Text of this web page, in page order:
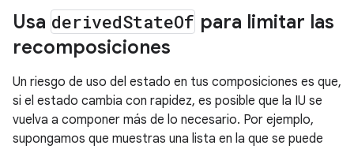
Usa derivedStateOf para limitar las
recomposiciones
Un riesgo de uso del estado en tus composiciones es que,
si el estado cambia con rapidez, es posible que la IU se
vuelva a componer más de lo necesario. Por ejemplo,
supongamos que muestras una lista en la que se puede